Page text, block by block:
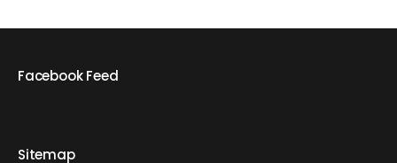
Facebook Feed
Sitemap